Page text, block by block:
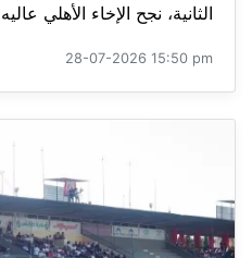
الثانية، نجح الإخاء الأهلي
28-07-2026 15:50 pm